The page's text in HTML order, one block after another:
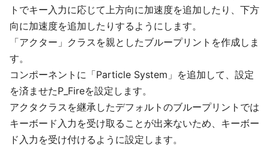
トでキー入力に応じて上方向に加速度を追加したり、下方
向に加速度を追加したりするようにします。
「アクター」クラスを親としたブループリントを作成しま
す。
コンポーネントに「Particle System」を追加して、設定
を済ませたP_Fireを設定します。
アクタクラスを継承したデフォルトのブループリントでは
キーボード入力を受け取ることが出来ないため、キーボー
ド入力を受け付けるように設定します。